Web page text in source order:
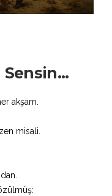
akşam.
misali.